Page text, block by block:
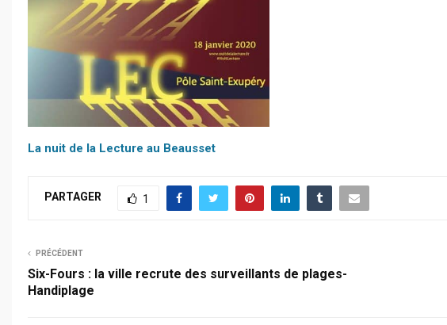
La nuit de la Lecture au Beausset
PARTAGER 1
PRÉCÉDENT
Six-Fours : la ville recrute des surveillants de plages-
Handiplage